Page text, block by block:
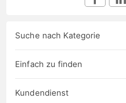
Suche nach Kategorie
Einfach zu finden
Kundendienst